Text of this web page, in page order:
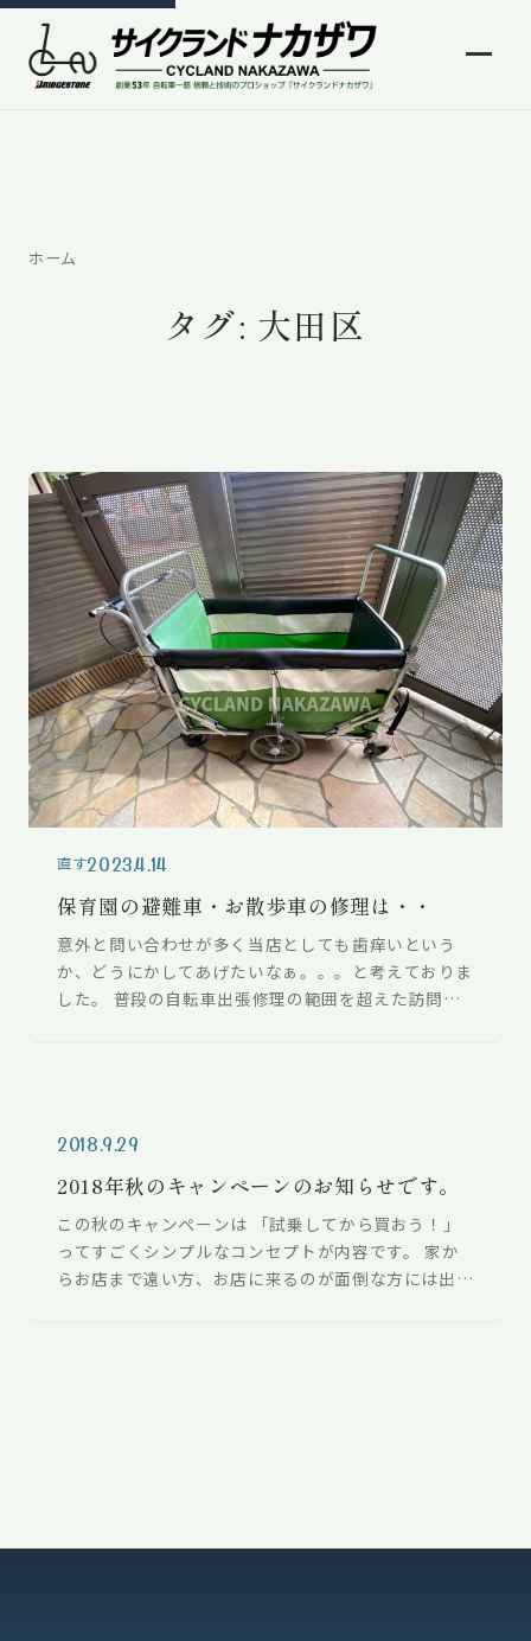
ホーム
タグ: 大田区
直す2023.4.14
保育園の避難車・お散歩車の修理は・・
意外と問い合わせが多く当店としても歯痒いという
か、どうにかしてあげたいなぁ。。。と考えておりま
した。 普段の自転車出張修理の範囲を超えた訪問エ
2018.9.29
2018年秋のキャンペーンのお知らせです。
この秋のキャンペーンは 「試乗してから買おう！」
ってすごくシンプルなコンセプトが内容です。 家か
らお店まで遠い方、お店に来るのが面倒な方には出張